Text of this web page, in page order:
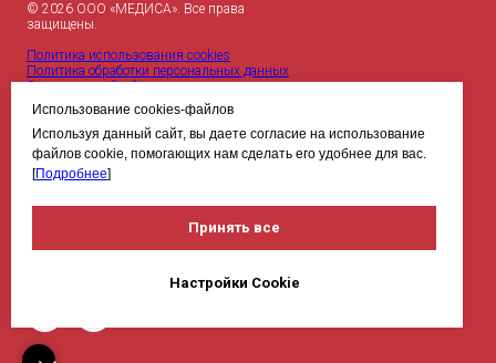
Использование cookies-файлов
Используя данный сайт, вы даете согласие на использование
файлов cookie, помогающих нам сделать его удобнее для вас.
[Подробнее]
Принять все
Настройки Cookie
© 2026 ООО «МЕДИСА». Все права
защищены.
Политика использования cookies
Политика обработки персональных данных
Согласие на обработку персональных данных
Карта сайта +7 (495) 185 99 24
mail@ashfordformula.ru